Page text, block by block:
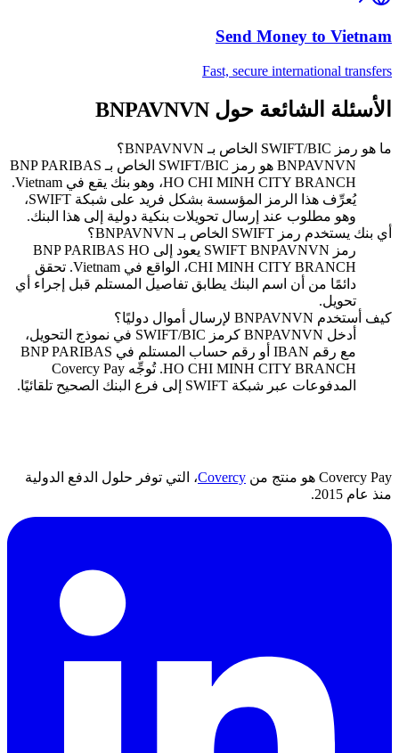
Send Money to Vietnam
Fast, secure international transfers
الأسئلة الشائعة حول BNPAVNVN
ما هو رمز SWIFT/BIC الخاص بـ BNPAVNVN؟
BNPAVNVN هو رمز SWIFT/BIC الخاص بـ BNP PARIBAS
HO CHI MINH CITY BRANCH، وهو بنك يقع في Vietnam.
يُعرِّف هذا الرمز المؤسسة بشكل فريد على شبكة SWIFT،
وهو مطلوب عند إرسال تحويلات بنكية دولية إلى هذا البنك.
أي بنك يستخدم رمز SWIFT الخاص بـ BNPAVNVN؟
رمز SWIFT BNPAVNVN يعود إلى BNP PARIBAS HO
CHI MINH CITY BRANCH، الواقع في Vietnam. تحقق
دائمًا من أن اسم البنك يطابق تفاصيل المستلم قبل إجراء أي
تحويل.
كيف أستخدم BNPAVNVN لإرسال أموال دوليًا؟
أدخل BNPAVNVN كرمز SWIFT/BIC في نموذج التحويل،
مع رقم IBAN أو رقم حساب المستلم في BNP PARIBAS
HO CHI MINH CITY BRANCH. تُوجِّه Covercy Pay
المدفوعات عبر شبكة SWIFT إلى فرع البنك الصحيح تلقائيًا.
Covercy Pay هو منتج من Covercy، التي توفر حلول الدفع الدولية
منذ عام 2015.